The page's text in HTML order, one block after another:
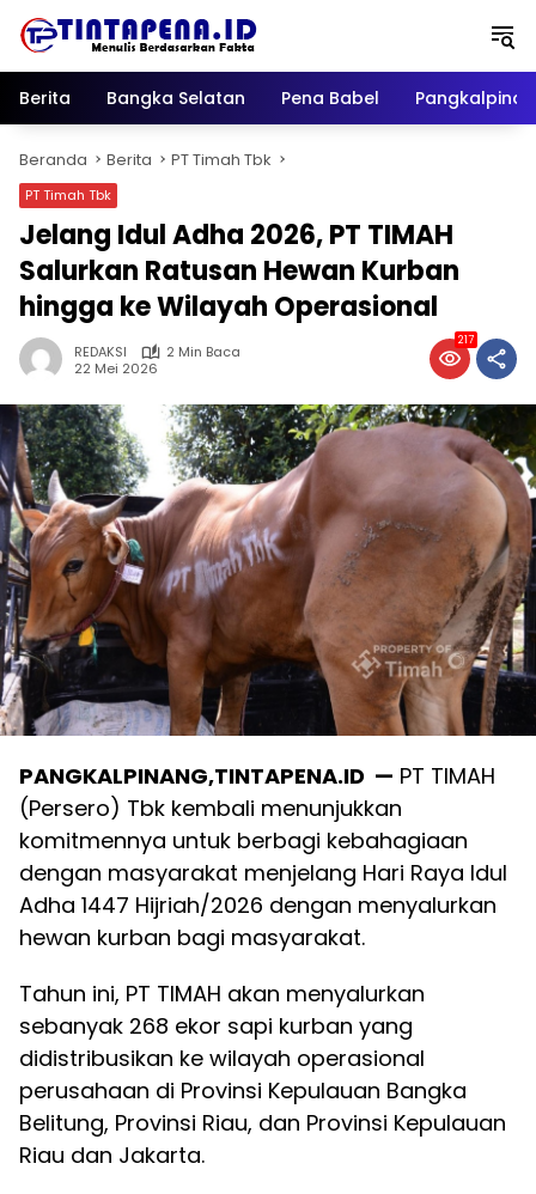
Berita
Bangka Selatan Pena Babel
Beranda Berita PT Timah Tbk
PT Timah Tbk
Jelang Idul Adha 2026, PT TIMAH
Salurkan Ratusan Hewan Kurban
hingga ke Wilayah Operasional
REDAKSI
2 Min Baca
22 Mei 2026
217
PANGKALPINANG,TINTAPENA.ID — PT TIMAH
(Persero) Tbk kembali menunjukkan
komitmennya untuk berbagi kebahagiaan
dengan masyarakat menjelang Hari Raya Idul
Adha 1447 Hijriah/2026 dengan menyalurkan
hewan kurban bagi masyarakat.
Tahun ini, PT TIMAH akan menyalurkan
sebanyak 268 ekor sapi kurban yang
didistribusikan ke wilayah operasional
perusahaan di Provinsi Kepulauan Bangka
Belitung, Provinsi Riau, dan Provinsi Kepulauan
Riau dan Jakarta.